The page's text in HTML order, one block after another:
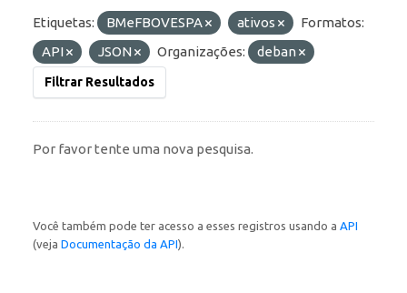
Etiquetas: BMeFBOVESPA ativos
Formatos:
API
JSON Organizações: deban
Filtrar Resultados
Por favor tente uma nova pesquisa.
Você também pode ter acesso a esses registros usando a API
(veja Documentação da API).